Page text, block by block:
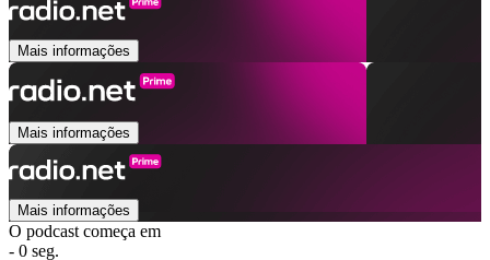
Mais informações
Mais informações
Mais informações
O podcast começa em
- 0 seg.